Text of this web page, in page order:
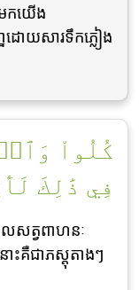
កយើង
នដោយសារទឹកភ្លៀង
كُلُواْ
فِي ذَٰلِكَ
សត្វពាហនៈ
ះគឺជាភស្ដុតាងៗ